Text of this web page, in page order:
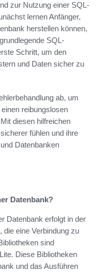
zur Nutzung einer SQL-
lernen Anfänger,
herstellen können,
SQL-
Schritt, um den
und Daten sicher zu
ab, um
reibungslosen
diesen hilfreichen
fühlen und ihre
Datenbanken
Datenbank?
Datenbank erfolgt in der
die eine Verbindung zu
sind
Diese Bibliotheken
und das Ausführen